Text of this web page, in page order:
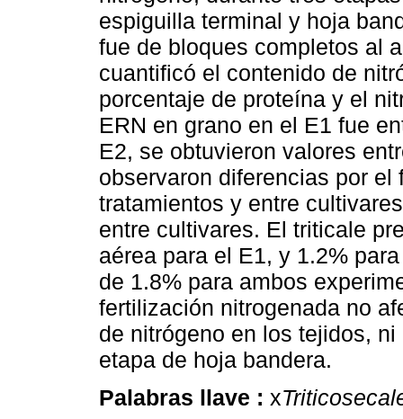
espiguilla terminal y hoja
fue de bloques completos al
cuantificó el contenido de
porcentaje de proteína y el
ERN en grano en el E1 fue
E2, se obtuvieron valores
observaron diferencias por
tratamientos y entre
entre cultivares. El triticale
aérea para el E1, y 1.2%
de 1.8% para ambos
fertilización nitrogenada no
de nitrógeno en los tejidos,
etapa de hoja bandera.
Palabras llave : x